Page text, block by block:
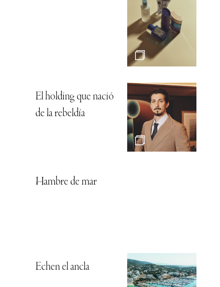
El holding que nació
de la rebeldía
Hambre de mar
Echen el ancla